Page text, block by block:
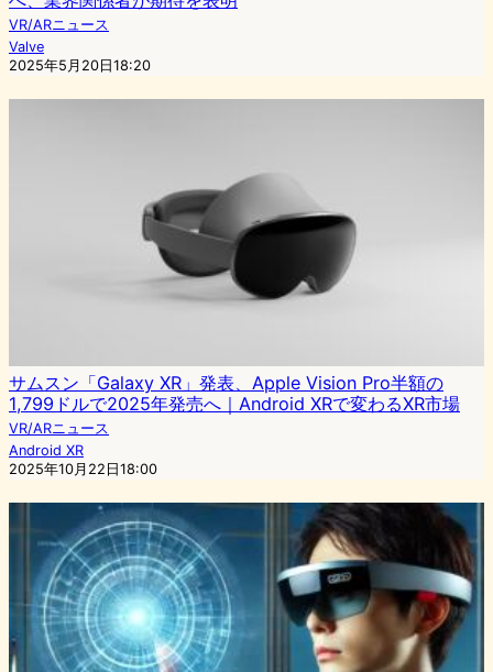
VR/ARニュース
Valve
2025年5月20日18:20
サムスン「Galaxy XR」発表、Apple Vision Pro半額の
1,799ドルで2025年発売へ｜Android XRで変わるXR市場
VR/ARニュース
Android XR
2025年10月22日18:00